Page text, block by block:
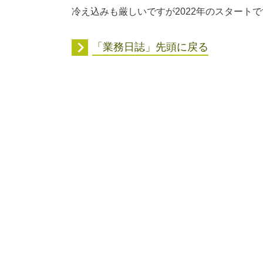
冷え込みも厳しいですが2022年のスタート
「業務日誌」先頭に戻る